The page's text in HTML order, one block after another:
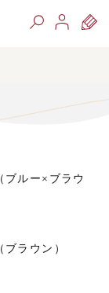
ブルー×ブラウ
ラウン）